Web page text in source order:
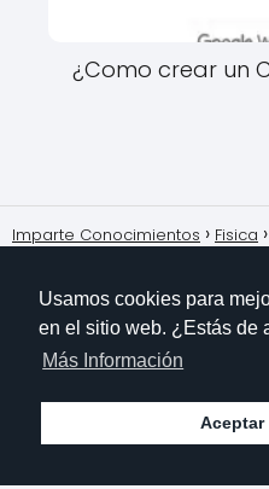
¿Como crear un
Imparte Conocimientos Fisica
Polítioca de Privacidad
Usamos cookies para
en el sitio web. ¿Estás de
Más Información
Aceptar